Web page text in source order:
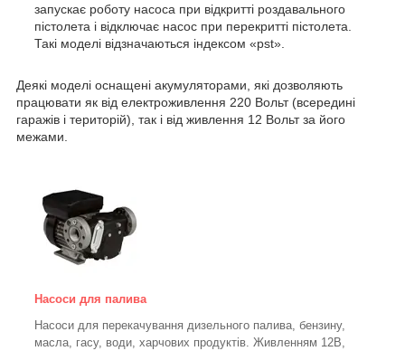
запускає роботу насоса при відкритті роздавального
пістолета і відключає насос при перекритті пістолета.
Такі моделі відзначаються індексом «pst».
Деякі моделі оснащені акумуляторами, які дозволяють
працювати як від електроживлення 220 Вольт (всередині
гаражів і територій), так і від живлення 12 Вольт за його
межами.
Насоси для палива
Насоси для перекачування дизельного палива, бензину,
масла, гасу, води, харчових продуктів. Живленням 12В,